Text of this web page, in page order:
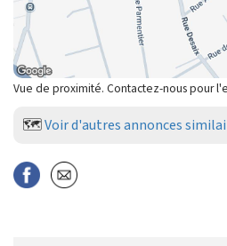
Vue de proximité. Contactez-nous pour
🗺️Voir d'autres annonces